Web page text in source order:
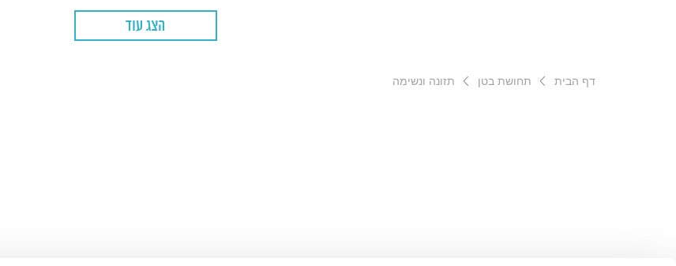
הצג עוד
דף הבית תחושת בטן תזונה ונשימה